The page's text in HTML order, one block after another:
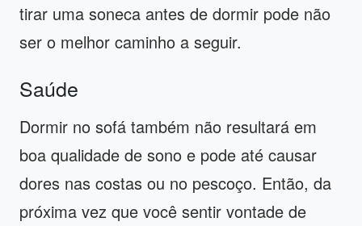
tirar uma soneca antes de dormir pode não
ser o melhor caminho a seguir.
Saúde
Dormir no sofá também não resultará em
boa qualidade de sono e pode até causar
dores nas costas ou no pescoço. Então, da
próxima vez que você sentir vontade de